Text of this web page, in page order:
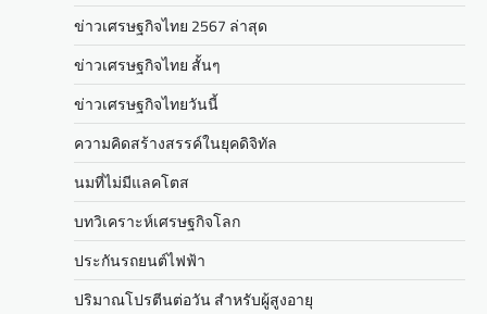
ข่าวเศรษฐกิจไทย 2567 ล่าสุด
ข่าวเศรษฐกิจไทย สั้นๆ
ข่าวเศรษฐกิจไทยวันนี้
ความคิดสร้างสรรค์ในยุคดิจิทัล
นมที่ไม่มีแลคโตส
บทวิเคราะห์เศรษฐกิจโลก
ประกันรถยนต์ไฟฟ้า
ปริมาณโปรตีนต่อวัน สำหรับผู้สูงอายุ